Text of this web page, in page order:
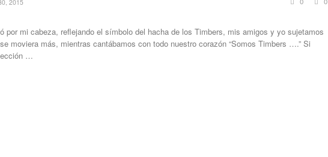
2015
por mi cabeza, reflejando el símbolo del hacha de los Timbers, mis amigos y yo sujetamos
moviera más, mientras cantábamos con todo nuestro corazón “Somos Timbers ….” Si
…